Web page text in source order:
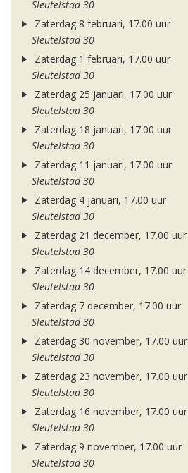
Sleutelstad 30
Zaterdag 8 februari, 17.00 uur
Sleutelstad 30
Zaterdag 1 februari, 17.00 uur
Sleutelstad 30
Zaterdag 25 januari, 17.00 uur
Sleutelstad 30
Zaterdag 18 januari, 17.00 uur
Sleutelstad 30
Zaterdag 11 januari, 17.00 uur
Sleutelstad 30
Zaterdag 4 januari, 17.00 uur
Sleutelstad 30
Zaterdag 21 december, 17.00 uur
Sleutelstad 30
Zaterdag 14 december, 17.00 uur
Sleutelstad 30
Zaterdag 7 december, 17.00 uur
Sleutelstad 30
Zaterdag 30 november, 17.00 uur
Sleutelstad 30
Zaterdag 23 november, 17.00 uur
Sleutelstad 30
Zaterdag 16 november, 17.00 uur
Sleutelstad 30
Zaterdag 9 november, 17.00 uur
Sleutelstad 30